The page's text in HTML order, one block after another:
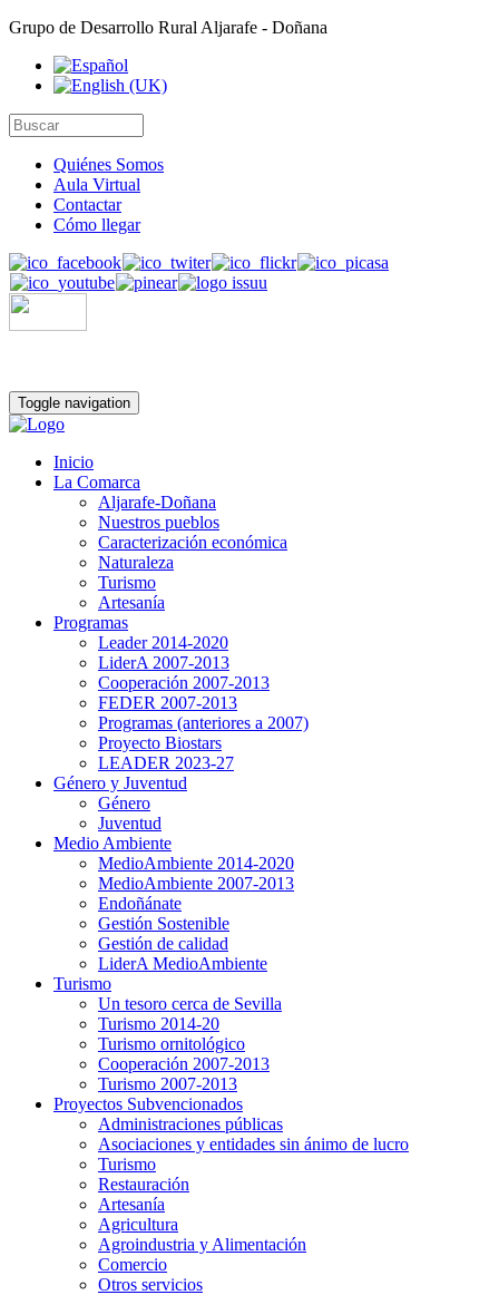
Grupo de Desarrollo Rural Aljarafe - Doñana
Quiénes Somos
Aula Virtual
Contactar
Cómo llegar
Toggle navigation
Inicio
La Comarca
Aljarafe-Doñana
Nuestros pueblos
Caracterización económica
Naturaleza
Turismo
Artesanía
Programas
Leader 2014-2020
LiderA 2007-2013
Cooperación 2007-2013
FEDER 2007-2013
Programas (anteriores a 2007)
Proyecto Biostars
LEADER 2023-27
Género y Juventud
Género
Juventud
Medio Ambiente
MedioAmbiente 2014-2020
MedioAmbiente 2007-2013
Endoñánate
Gestión Sostenible
Gestión de calidad
LiderA MedioAmbiente
Turismo
Un tesoro cerca de Sevilla
Turismo 2014-20
Turismo ornitológico
Cooperación 2007-2013
Turismo 2007-2013
Proyectos Subvencionados
Administraciones públicas
Asociaciones y entidades sin ánimo de lucro
Turismo
Restauración
Artesanía
Agricultura
Agroindustria y Alimentación
Comercio
Otros servicios